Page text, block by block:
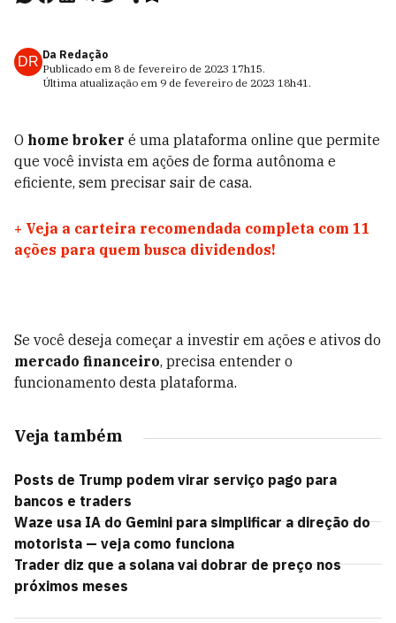
DR Da Redação
Publicado em 8 de fevereiro de 2023 17h15.
Última atualização em 9 de fevereiro de 2023 18h41.
O home broker é uma plataforma online que permite
que você invista em ações de forma autônoma e
eficiente, sem precisar sair de casa.
+ Veja a carteira recomendada completa com 11
ações para quem busca dividendos!
Se você deseja começar a investir em ações e ativos do
mercado financeiro, precisa entender o
funcionamento desta plataforma.
Veja também
Posts de Trump podem virar serviço pago para
bancos e traders
Waze usa IA do Gemini para simplificar a direção do
motorista — veja como funciona
Trader diz que a solana vai dobrar de preço nos
próximos meses